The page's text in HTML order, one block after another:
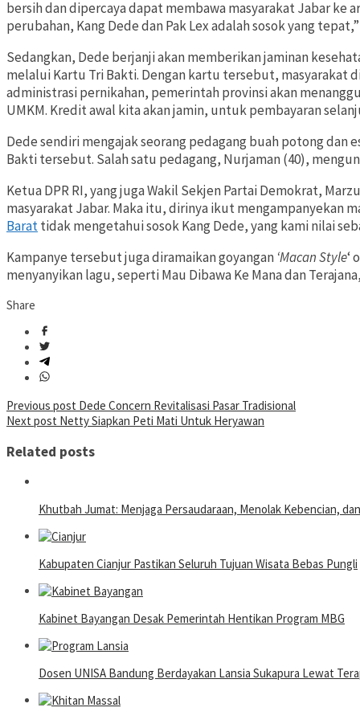
bersih dan dipercaya dapat membawa masyarakat Jabar ke
perubahan, Kang Dede dan Pak Lex adalah sosok yang
Sedangkan, Dede berjanji akan memberikan jaminan
melalui Kartu Tri Bakti. Dengan kartu tersebut, masyarakat
administrasi pernikahan, pemerintah provinsi akan
UMKM. Kredit awal kita akan jamin, untuk pembayaran
Dede sendiri mengajak seorang pedagang buah potong
Bakti tersebut. Salah satu pedagang, Nurjaman (40),
Ketua DPR RI, yang juga Wakil Sekjen Partai Demokrat,
masyarakat Jabar. Maka itu, dirinya ikut mengampanyekan
Barattidak mengetahui sosok Kang Dede, yang kami nilai
Kampanye tersebut juga diramaikan goyangan ‘Macan Style‘
menyanyikan lagu, seperti Mau Dibawa Ke Mana dan
Share
Post
navigation
Previous post Dede Concern Revitalisasi Pasar Tradisional
Next post Netty Siapkan Peti Mati Untuk Heryawan
Related posts
Khutbah Jumat: Menjaga Persaudaraan, Menolak Kebencian,
Kabupaten Cianjur Pastikan Seluruh Tujuan Wisata Bebas Pungli
Kabinet Bayangan Desak Pemerintah Hentikan Program MBG
Dosen UNISA Bandung Berdayakan Lansia Sukapura Lewat